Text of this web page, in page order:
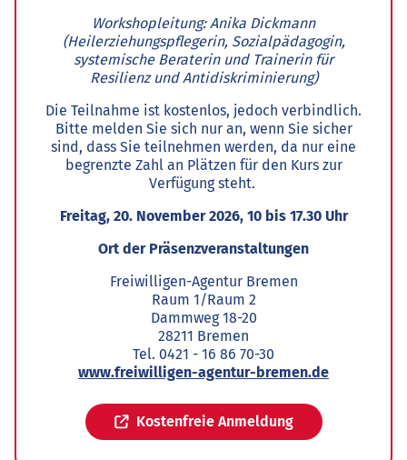
Workshopleitung: Anika Dickmann
(Heilerziehungspflegerin, Sozialpädagogin,
systemische Beraterin und Trainerin für
Resilienz und Antidiskriminierung)
Die Teilnahme ist kostenlos, jedoch verbindlich.
Bitte melden Sie sich nur an, wenn Sie sicher
sind, dass Sie teilnehmen werden, da nur eine
begrenzte Zahl an Plätzen für den Kurs zur
Verfügung steht.
Freitag, 20. November 2026, 10 bis 17.30 Uhr
Ort der Präsenzveranstaltungen
Freiwilligen-Agentur Bremen
Raum 1/Raum 2
Dammweg 18-20
28211 Bremen
Tel. 0421 - 16 86 70-30
www.freiwilligen-agentur-bremen.de
Kostenfreie Anmeldung